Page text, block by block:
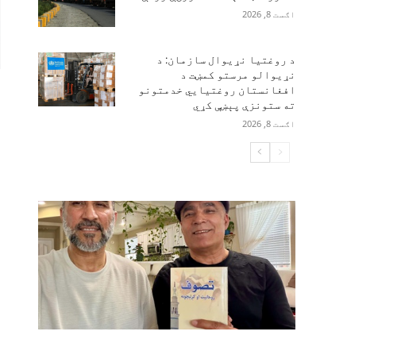
اګست 8, 2026
د روغتیا نړیوال سازمان: د
نړیوالو مرستو کمښت د
افغانستان روغتیايي خدمتونو
ته ستونزې پېښې کړي
اګست 8, 2026